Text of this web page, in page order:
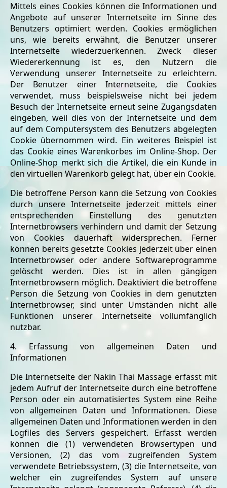
Mittels eines Cookies können die Informationen und
Angebote auf unserer Internetseite im Sinne des
Benutzers optimiert werden. Cookies ermöglichen
uns, wie bereits erwähnt, die Benutzer unserer
Internetseite wiederzuerkennen. Zweck dieser
Wiedererkennung ist es, den Nutzern die
Verwendung unserer Internetseite zu erleichtern.
Der Benutzer einer Internetseite, die Cookies
verwendet, muss beispielsweise nicht bei jedem
Besuch der Internetseite erneut seine Zugangsdaten
eingeben, weil dies von der Internetseite und dem
auf dem Computersystem des Benutzers abgelegten
Cookie übernommen wird. Ein weiteres Beispiel ist
das Cookie eines Warenkorbes im Online-Shop. Der
Online-Shop merkt sich die Artikel, die ein Kunde in
den virtuellen Warenkorb gelegt hat, über ein Cookie.
Die betroffene Person kann die Setzung von Cookies
durch unsere Internetseite jederzeit mittels einer
entsprechenden Einstellung des genutzten
Internetbrowsers verhindern und damit der Setzung
von Cookies dauerhaft widersprechen. Ferner
können bereits gesetzte Cookies jederzeit über einen
Internetbrowser oder andere Softwareprogramme
gelöscht werden. Dies ist in allen gängigen
Internetbrowsern möglich. Deaktiviert die betroffene
Person die Setzung von Cookies in dem genutzten
Internetbrowser, sind unter Umständen nicht alle
Funktionen unserer Internetseite vollumfänglich
nutzbar.
4. Erfassung von allgemeinen Daten und
Informationen
Die Internetseite der Nakin Thai Massage erfasst mit
jedem Aufruf der Internetseite durch eine betroffene
Person oder ein automatisiertes System eine Reihe
von allgemeinen Daten und Informationen. Diese
allgemeinen Daten und Informationen werden in den
Logfiles des Servers gespeichert. Erfasst werden
können die (1) verwendeten Browsertypen und
Versionen, (2) das vom zugreifenden System
verwendete Betriebssystem, (3) die Internetseite, von
welcher ein zugreifendes System auf unsere